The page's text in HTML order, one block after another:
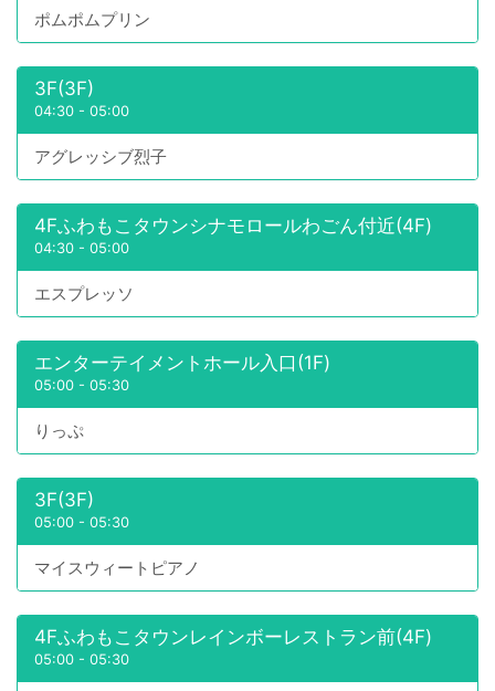
ポムポムプリン
3F(3F)
04:30 - 05:00
アグレッシブ烈子
4Fふわもこタウンシナモロールわごん付近(4F)
04:30 - 05:00
エスプレッソ
エンターテイメントホール入口(1F)
05:00 - 05:30
りっぷ
3F(3F)
05:00 - 05:30
マイスウィートピアノ
4Fふわもこタウンレインボーレストラン前(4F)
05:00 - 05:30